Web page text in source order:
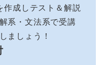
成しテスト＆解説
系・文法系で受講
ましょう！